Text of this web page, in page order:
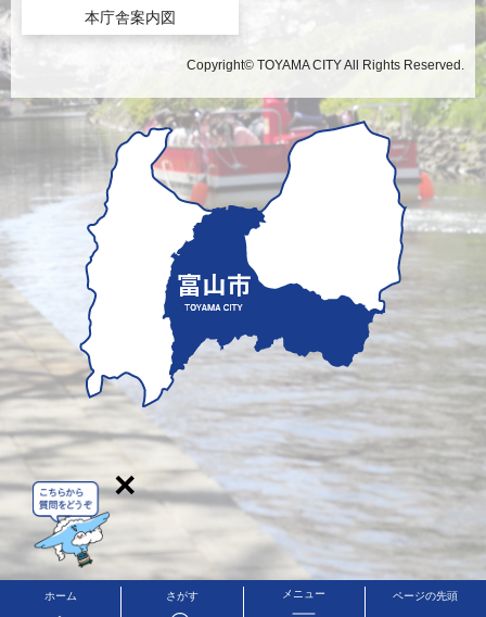
ホーム さがす メニュー ページの先頭
本庁舎案内図
Copyright© TOYAMA CITY All Rights Reserved.
×